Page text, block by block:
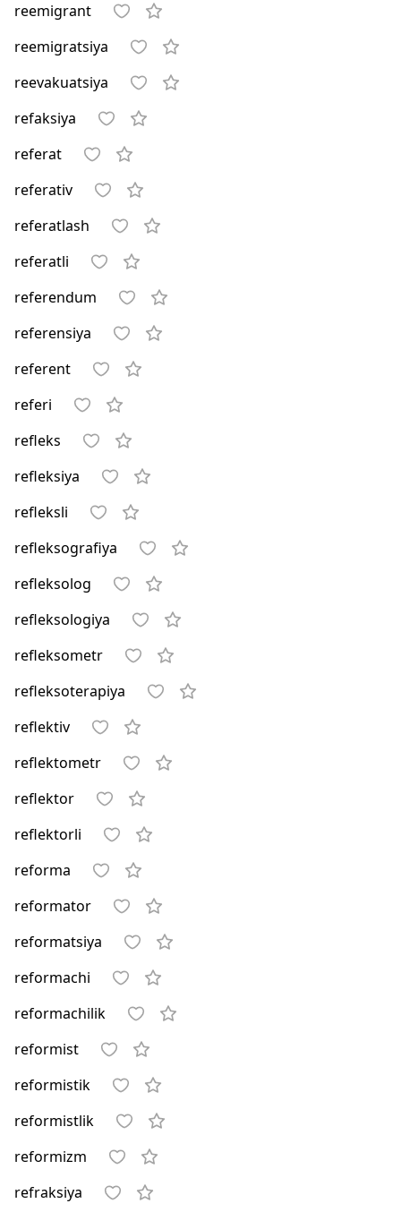
reemigrant
reemigratsiya
reevakuatsiya
refaksiya
referat
referativ
referatlash
referatli
referendum
referensiya
referent
referi
refleks
refleksiya
refleksli
refleksografiya
refleksolog
refleksologiya
refleksometr
refleksoterapiya
reflektiv
reflektometr
reflektor
reflektorli
reforma
reformator
reformatsiya
reformachi
reformachilik
reformist
reformistik
reformistlik
reformizm
refraksiya